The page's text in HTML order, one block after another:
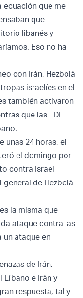
ecuación que me
que
libanés y
Eso no ha
con Irán, Hezbolá
israelíes en el
también activaron
que las FDI
unas 24 horas, el
el domingo por
contra Israel
de Hezbolá
la misma que
ataque contra las
un ataque en
de Irán.
Líbano e Irán y
respuesta, tal y